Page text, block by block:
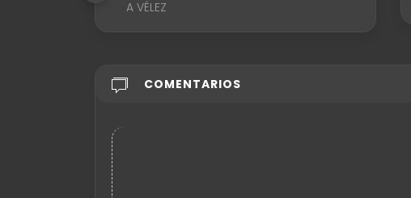
A VÉLEZ
COMENTARIOS